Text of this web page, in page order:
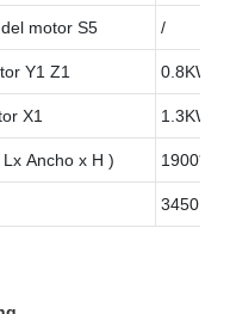
motor S5 /
Y1 Z1 0.8KW
X1 1.3KW
Ancho x H )
3450KG